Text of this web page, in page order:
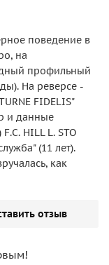
поведение в
на
профильный
На реверсе -
FIDELIS"
и данные
HILL L. STO
(11 лет).
как
отзыв